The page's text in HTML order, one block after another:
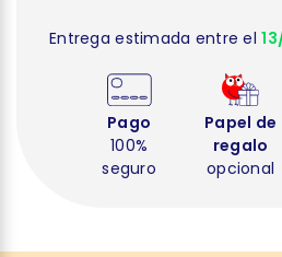
Entrega estimada entre el
Pago
100%
seguro
Papel de
regalo
opcional